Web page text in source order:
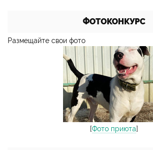
ФОТОКОНКУРС
Размещайте свои фото
[Фото приюта]